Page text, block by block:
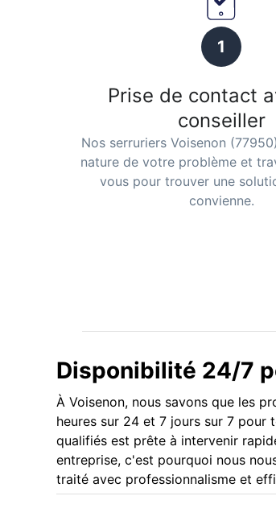
1
Prise de contact
conseiller
Nos serruriers Voisenon
nature de votre problème et
vous pour trouver une
convienne.
Disponibilité 24/7
À Voisenon, nous savons que les
heures sur 24 et 7 jours sur 7 pour
qualifiés est prête à intervenir
entreprise, c'est pourquoi nous
traité avec professionnalisme et